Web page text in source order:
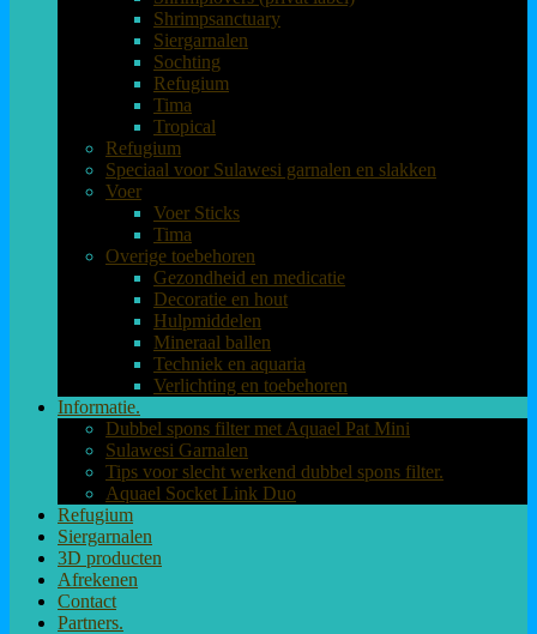
Shrimpsanctuary
Siergarnalen
Sochting
Refugium
Tima
Tropical
Refugium
Speciaal voor Sulawesi garnalen en slakken
Voer
Voer Sticks
Tima
Overige toebehoren
Gezondheid en medicatie
Decoratie en hout
Hulpmiddelen
Mineraal ballen
Techniek en aquaria
Verlichting en toebehoren
Informatie.
Dubbel spons filter met Aquael Pat Mini
Sulawesi Garnalen
Tips voor slecht werkend dubbel spons filter.
Aquael Socket Link Duo
Refugium
Siergarnalen
3D producten
Afrekenen
Contact
Partners.